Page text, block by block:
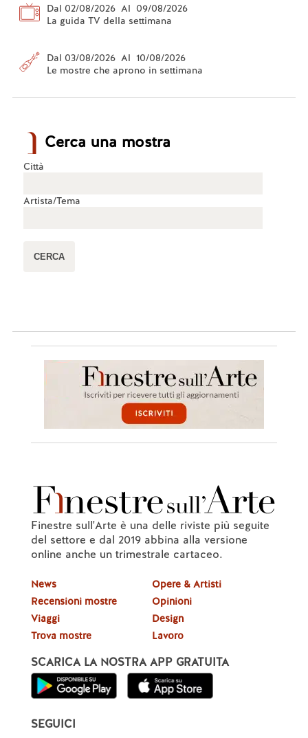
Dal 02/08/2026 Al 09/08/2026
La guida TV della settimana
Dal 03/08/2026 Al 10/08/2026
Le mostre che aprono in settimana
Cerca una mostra
Città
Artista/Tema
Finestre sull'Arte è una delle riviste più seguite
del settore e dal 2019 abbina alla versione
online anche un trimestrale cartaceo.
News
Recensioni mostre
Viaggi
Trova mostre
Opere & Artisti
Opinioni
Design
Lavoro
SCARICA LA NOSTRA APP GRATUITA
SEGUICI